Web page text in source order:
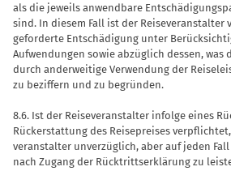
als die jeweils anwendbare
sind. In diesem Fall ist der Reiseveranstalter
geforderte Entschädigung unter
Aufwendungen sowie abzüglich dessen, was
durch anderweitige Ver­wendung der
zu beziffern und zu begründen.
8.6. Ist der Reiseveranstalter infolge ei­nes
Rückerstattung des Reisepreises
veranstalter unverzüglich, aber auf jeden
nach Zugang der Rücktrittserklärung zu